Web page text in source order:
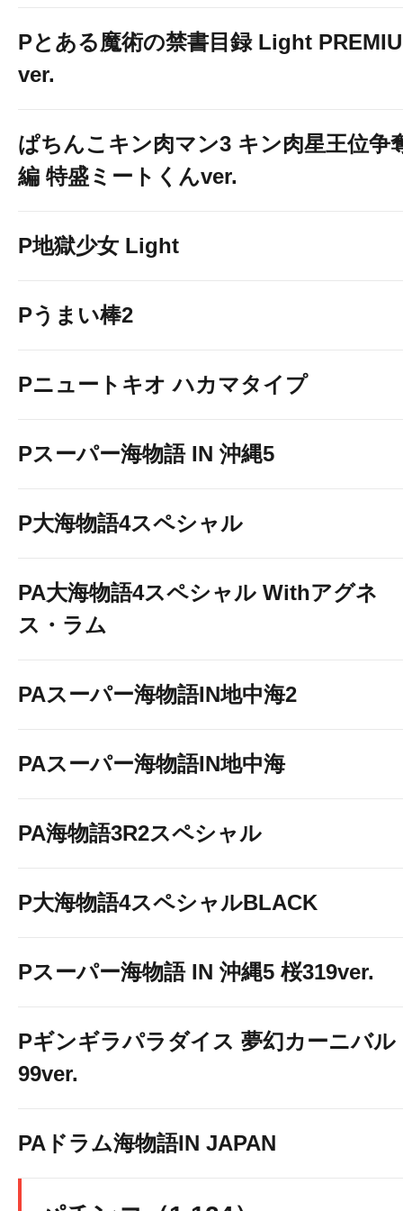
スマスロ北
全レート設
アルバイ
まずはお
ご連絡下さ
Pとある魔術の禁書目録 Light
ver.
ぱちんこキン肉マン3 キン肉星王位争
編 特盛ミートくんver.
P地獄少女 Light
Pうまい棒2
Pニュートキオ ハカマタイプ
Pスーパー海物語 IN 沖縄5
P大海物語4スペシャル
PA大海物語4スペシャル Withアグネ
ス・ラム
PAスーパー海物語IN地中海2
PAスーパー海物語IN地中海
PA海物語3R2スペシャル
P大海物語4スペシャルBLACK
Pスーパー海物語 IN 沖縄5 桜319ver.
Pギンギラパラダイス 夢幻カーニバル
99ver.
PAドラム海物語IN JAPAN